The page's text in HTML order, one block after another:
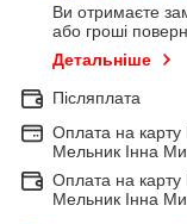
Ви отримаєте
або гроші
Детальніше
Післяплата
Оплата на
Мельник Інна
Оплата на
Мельник Інна